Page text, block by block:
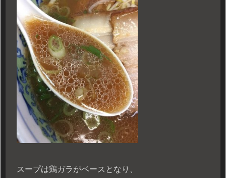
スープは鶏ガラがベースとなり、